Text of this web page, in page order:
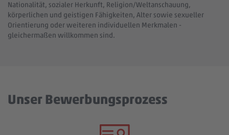
Nationalität, sozialer Herkunft, Religion/Weltanschauung,
körperlichen und geistigen Fähigkeiten, Alter sowie sexueller
Orientierung oder weiteren individuellen Merkmalen -
gleichermaßen willkommen sind.
Unser Bewerbungsprozess